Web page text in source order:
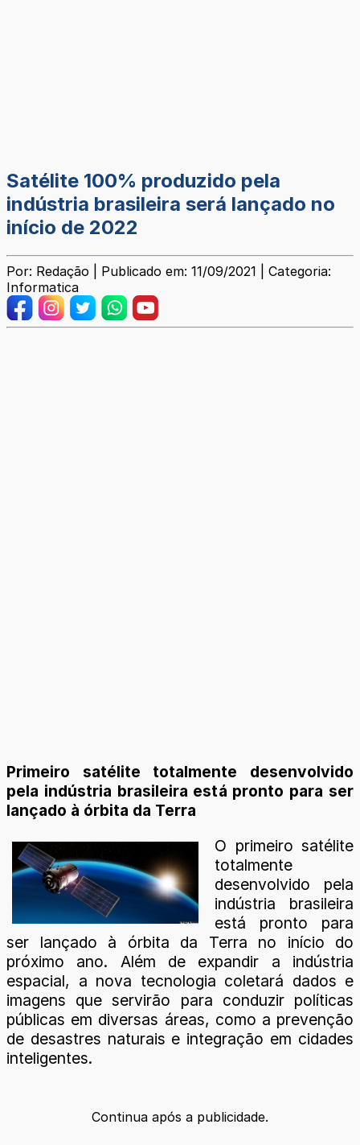
Satélite 100% produzido pela
indústria brasileira será lançado no
início de 2022
Por: Redação | Publicado em: 11/09/2021 | Categoria:
Informatica
Primeiro satélite totalmente desenvolvido
pela indústria brasileira está pronto para ser
lançado à órbita da Terra
O primeiro satélite
totalmente
desenvolvido pela
indústria brasileira
está pronto para
ser lançado à órbita da Terra no início do
próximo ano. Além de expandir a indústria
espacial, a nova tecnologia coletará dados e
imagens que servirão para conduzir políticas
públicas em diversas áreas, como a prevenção
de desastres naturais e integração em cidades
inteligentes.
Continua após a publicidade.